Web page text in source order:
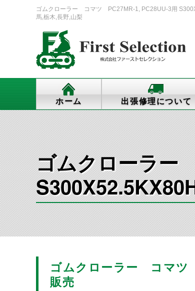
ゴムクローラー コマツ PC27MR-1, PC28UU-3用
馬,栃木,長野,山梨
ホーム 出張修理について
ゴムクローラ
ゴムクローラー コマ
販売